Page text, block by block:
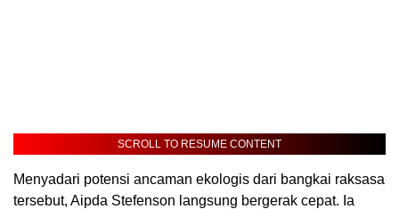
SCROLL TO RESUME CONTENT
Menyadari potensi ancaman ekologis dari bangkai raksasa
tersebut, Aipda Stefenson langsung bergerak cepat. Ia